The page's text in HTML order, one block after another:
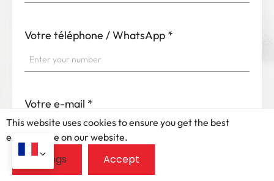
Votre téléphone / WhatsApp *
Votre e-mail *
Message*
This website uses cookies to ensure you get the best
exprerience on our website.